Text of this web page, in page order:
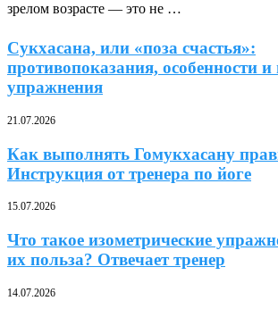
зрелом возрасте — это не …
Сукхасана, или «поза счастья»:
противопоказания, особенности и
упражнения
21.07.2026
Как выполнять Гомукхасану
Инструкция от тренера по йоге
15.07.2026
Что такое изометрические
их польза? Отвечает тренер
14.07.2026